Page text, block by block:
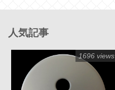
人気記事
1696 views